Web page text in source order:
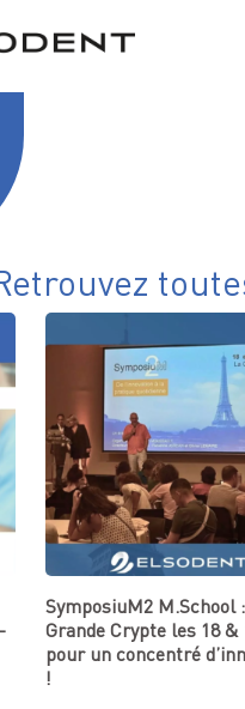
SymposiuM2 M.School
Grande Crypte les 18 &
pour un concentré
!